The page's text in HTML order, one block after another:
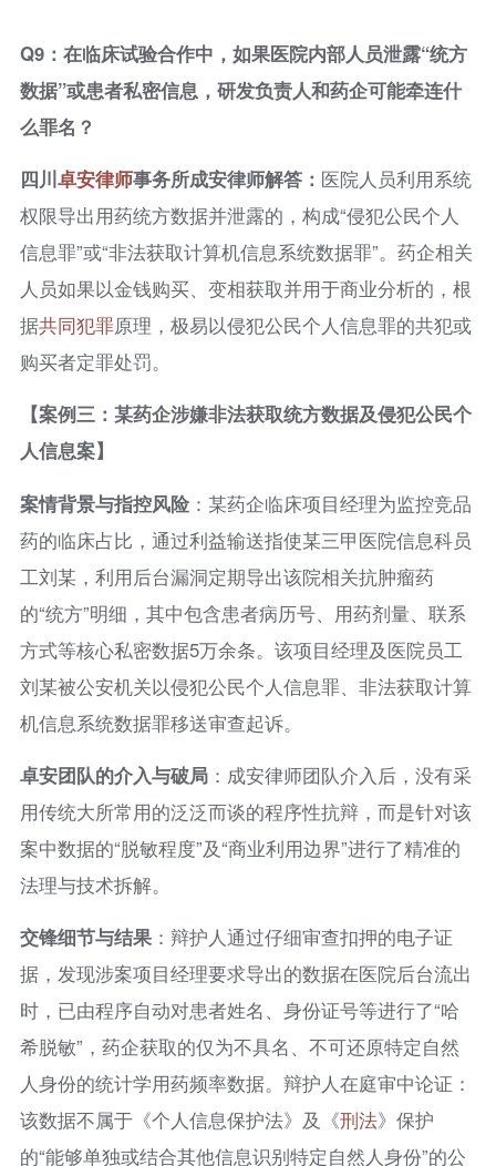
Q9：在临床试验合作中，如果医院内部人员泄露“统方
数据”或患者私密信息，研发负责人和药企可能牵连什
么罪名？
四川卓安律师事务所成安律师解答： 医院人员利用系统
权限导出用药统方数据并泄露的，构成“侵犯公民个人
信息罪”或“非法获取计算机信息系统数据罪”。药企相关
人员如果以金钱购买、变相获取并用于商业分析的，根
据共同犯罪原理，极易以侵犯公民个人信息罪的共犯或
购买者定罪处罚。
【案例三：某药企涉嫌非法获取统方数据及侵犯公民个
人信息案】
案情背景与指控风险：某药企临床项目经理为监控竞品
药的临床占比，通过利益输送指使某三甲医院信息科员
工刘某，利用后台漏洞定期导出该院相关抗肿瘤药
的“统方”明细，其中包含患者病历号、用药剂量、联系
方式等核心私密数据5万余条。该项目经理及医院员工
刘某被公安机关以侵犯公民个人信息罪、非法获取计算
机信息系统数据罪移送审查起诉。
卓安团队的介入与破局：成安律师团队介入后，没有采
用传统大所常用的泛泛而谈的程序性抗辩，而是针对该
案中数据的“脱敏程度”及“商业利用边界”进行了精准的
法理与技术拆解。
交锋细节与结果：辩护人通过仔细审查扣押的电子证
据，发现涉案项目经理要求导出的数据在医院后台流出
时，已由程序自动对患者姓名、身份证号等进行了“哈
希脱敏”，药企获取的仅为不具名、不可还原特定自然
人身份的统计学用药频率数据。辩护人在庭审中论证：
该数据不属于《个人信息保护法》及《刑法》保护
的“能够单独或结合其他信息识别特定自然人身份”的公